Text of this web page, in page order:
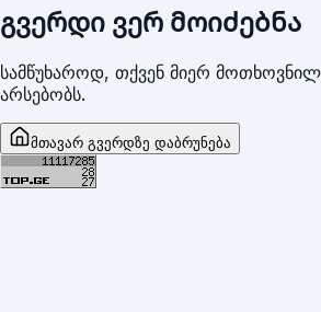
გვერდი ვერ მოიძებნა
სამწუხაროდ, თქვენ მიერ
არსებობს.
მთავარ გვერდზე დაბრუნება